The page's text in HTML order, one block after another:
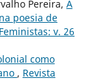
Pereira, A
poesia de
v. 26
como
, Revista